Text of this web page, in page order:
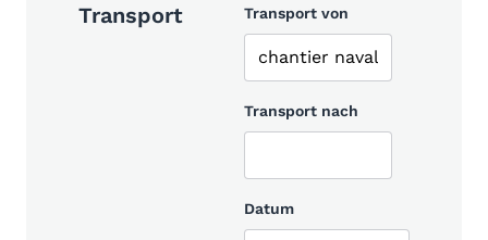
Transport Transport von
Transport nach
Datum